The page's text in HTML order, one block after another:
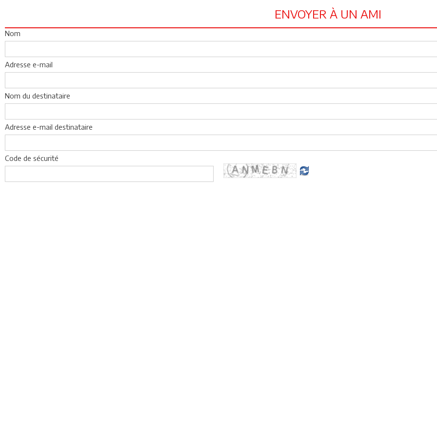
ENVOYER À UN AMI
Nom
Adresse e-mail
Nom du destinataire
Adresse e-mail destinataire
Code de sécurité